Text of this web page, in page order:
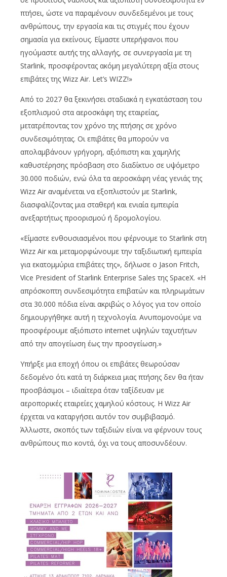
πτήσει, ώστε να παραμένουν συνδεδεμένοι με τους
ανθρώπους, την εργασία και τις στιγμές που έχουν
σημασία για εκείνους. Είμαστε υπερήφανοι που
ηγούμαστε αυτής της αλλαγής, σε συνεργασία με τη
Starlink, προσφέροντας ακόμη μεγαλύτερη αξία στους
επιβάτες της Wizz Air. Let’s WIZZ!»
Από το 2027 θα ξεκινήσει σταδιακά η εγκατάσταση του
εξοπλισμού στα αεροσκάφη της εταιρείας,
μετατρέποντας τον χρόνο της πτήσης σε χρόνο
συνδεσιμότητας. Οι επιβάτες θα μπορούν να
απολαμβάνουν γρήγορη, αξιόπιστη και χαμηλής
καθυστέρησης πρόσβαση στο διαδίκτυο σε υψόμετρο
30.000 ποδιών, ενώ όλα τα αεροσκάφη νέας γενιάς της
Wizz Air αναμένεται να εξοπλιστούν με Starlink,
διασφαλίζοντας μια σταθερή και ενιαία εμπειρία
ανεξαρτήτως προορισμού ή δρομολογίου.
«Είμαστε ενθουσιασμένοι που φέρνουμε το Starlink στη
Wizz Air και μεταμορφώνουμε την ταξιδιωτική εμπειρία
για εκατομμύρια επιβάτες της», δήλωσε ο Jason Fritch,
Vice President of Starlink Enterprise Sales της SpaceX. «Η
απρόσκοπτη συνδεσιμότητα επιβατών και πληρωμάτων
στα 30.000 πόδια είναι ακριβώς ο λόγος για τον οποίο
δημιουργήθηκε αυτή η τεχνολογία. Ανυπομονούμε να
προσφέρουμε αξιόπιστο internet υψηλών ταχυτήτων
από την απογείωση έως την προσγείωση.»
Υπήρξε μια εποχή όπου οι επιβάτες θεωρούσαν
δεδομένο ότι κατά τη διάρκεια μιας πτήσης δεν θα ήταν
προσβάσιμοι – ιδιαίτερα όταν ταξίδευαν με
αεροπορικές εταιρείες χαμηλού κόστους. Η Wizz Air
έρχεται να καταργήσει αυτόν τον συμβιβασμό.
Άλλωστε, σκοπός των ταξιδιών είναι να φέρνουν τους
ανθρώπους πιο κοντά, όχι να τους αποσυνδέουν.